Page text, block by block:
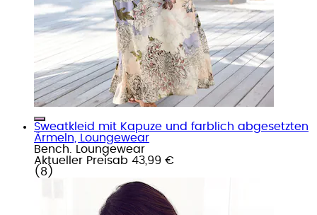
Sweatkleid mit Kapuze und farblich abgesetzten
Ärmeln, Loungewear
Bench. Loungewear
Aktueller Preisab 43,99 €
( 8 )